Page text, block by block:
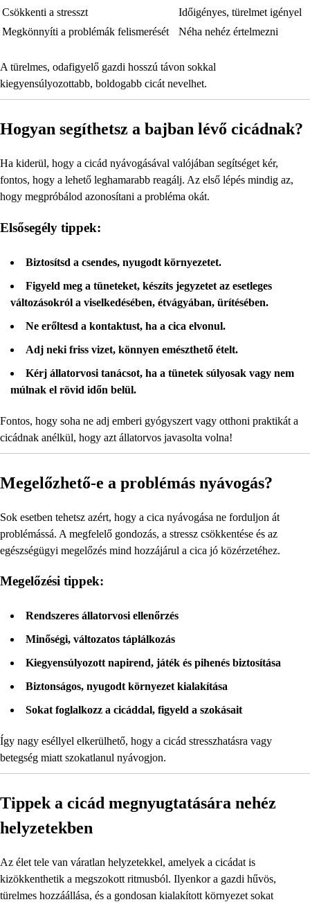
Csökkenti a stresszt
Időigényes, türelmet igényel
Megkönnyíti a problémák felismerését
Néha nehéz értelmezni
A türelmes, odafigyelő gazdi hosszú távon sokkal
kiegyensúlyozottabb, boldogabb cicát nevelhet.
Hogyan segíthetsz a bajban lévő cicádnak?
Ha kiderül, hogy a cicád nyávogásával valójában segítséget kér,
fontos, hogy a lehető leghamarabb reagálj. Az első lépés mindig az,
hogy megpróbálod azonosítani a probléma okát.
Elsősegély tippek:
Biztosítsd a csendes, nyugodt környezetet.
Figyeld meg a tüneteket, készíts jegyzetet az esetleges
változásokról a viselkedésében, étvágyában, ürítésében.
Ne erőltesd a kontaktust, ha a cica elvonul.
Adj neki friss vizet, könnyen emészthető ételt.
Kérj állatorvosi tanácsot, ha a tünetek súlyosak vagy nem
múlnak el rövid időn belül.
Fontos, hogy soha ne adj emberi gyógyszert vagy otthoni praktikát a
cicádnak anélkül, hogy azt állatorvos javasolta volna!
Megelőzhető-e a problémás nyávogás?
Sok esetben tehetsz azért, hogy a cica nyávogása ne forduljon át
problémássá. A megfelelő gondozás, a stressz csökkentése és az
egészségügyi megelőzés mind hozzájárul a cica jó közérzetéhez.
Megelőzési tippek:
Rendszeres állatorvosi ellenőrzés
Minőségi, változatos táplálkozás
Kiegyensúlyozott napirend, játék és pihenés biztosítása
Biztonságos, nyugodt környezet kialakítása
Sokat foglalkozz a cicáddal, figyeld a szokásait
Így nagy eséllyel elkerülhető, hogy a cicád stresszhatásra vagy
betegség miatt szokatlanul nyávogjon.
Tippek a cicád megnyugtatására nehéz
helyzetekben
Az élet tele van váratlan helyzetekkel, amelyek a cicádat is
kizökkenthetik a megszokott ritmusból. Ilyenkor a gazdi hűvös,
türelmes hozzáállása, és a gondosan kialakított környezet sokat